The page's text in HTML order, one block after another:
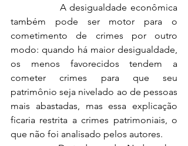
também pode ser motor para o
cometimento de crimes por outro
modo: quando há maior desigualdade,
os menos favorecidos tendem a
cometer crimes para que seu
patrimônio seja nivelado ao de pessoas
mais abastadas, mas essa explicação
ficaria restrita a crimes patrimoniais, o
que não foi analisado pelos autores.